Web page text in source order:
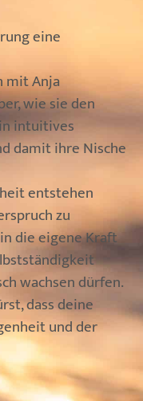
eine
mit Anja
wie sie den
intuitives
damit ihre Nische
entstehen
zu
die eigene Kraft
wachsen dürfen.
dass deine
und der